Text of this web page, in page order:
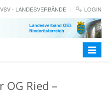
- LANDESVERBÄNDE LOGIN
Toggle
Ried –